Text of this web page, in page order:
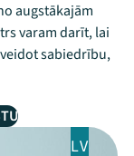
augstākajām
varam darīt, lai
sabiedrību,
LV